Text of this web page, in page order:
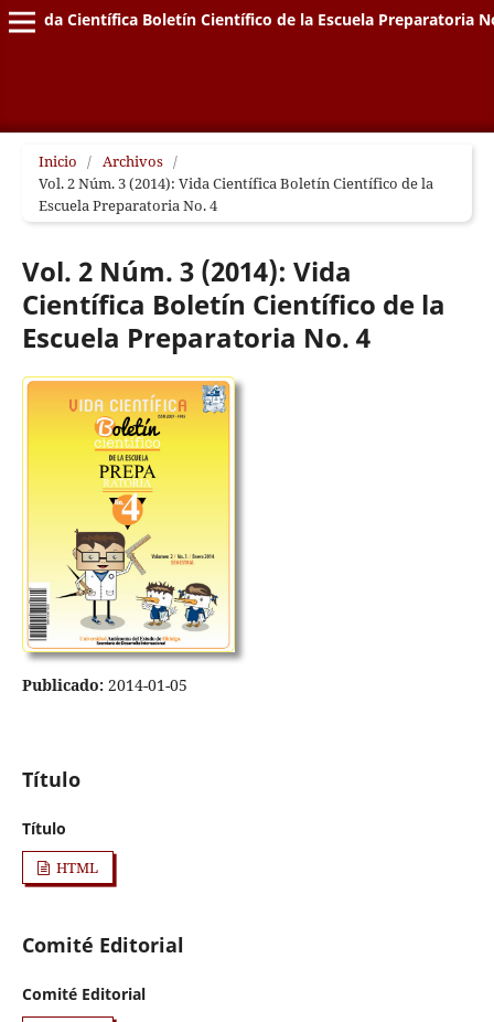
Vida Científica Boletín Científico de la Escuela Preparatoria
Inicio / Archivos /
Vol. 2 Núm. 3 (2014): Vida Científica Boletín Científico de la
Escuela Preparatoria No. 4
Vol. 2 Núm. 3 (2014): Vida
Científica Boletín Científico de la
Escuela Preparatoria No. 4
Publicado: 2014-01-05
Título
Título
HTML
Comité Editorial
Comité Editorial